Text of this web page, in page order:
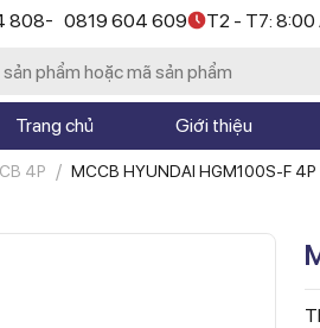
808- 0819 604 609 T2 - T7: 8:00
Trang chủ Giới thiệu
4P MCCB HYUNDAI HGM100S-F